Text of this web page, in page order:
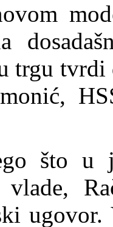
trgu tvrdi
što u
vlade,
ugovor.